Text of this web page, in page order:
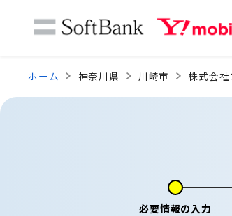
ホーム 神奈川県 川崎市 株式会
必要情報の入力